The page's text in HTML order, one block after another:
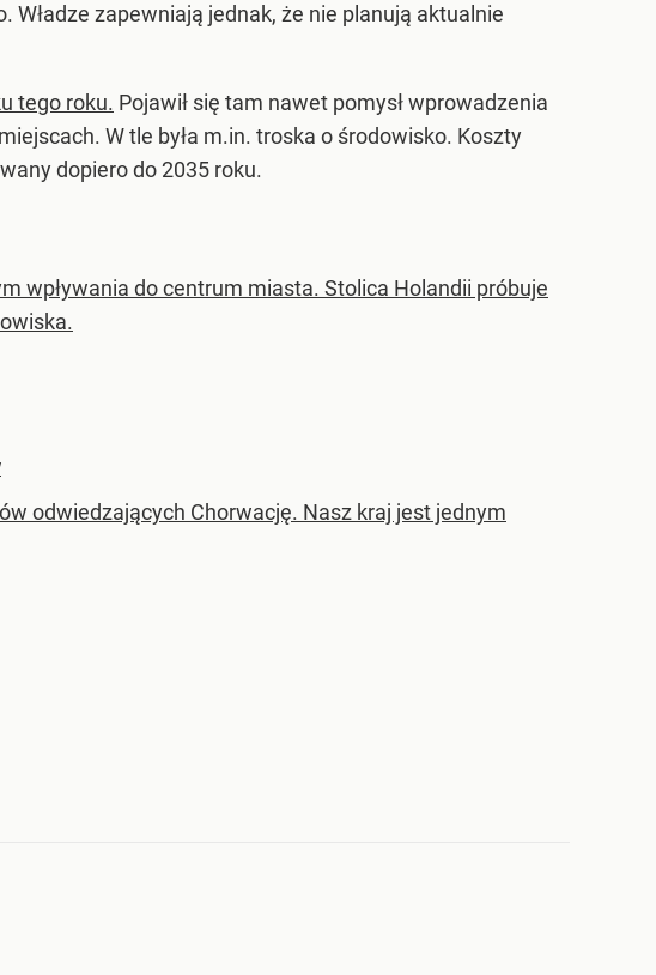
zapewniają jednak, że nie planują aktualnie
tego roku. Pojawił się tam nawet pomysł wprowadzenia
W tle była m.in. troska o środowisko. Koszty
dopiero do 2035 roku.
wpływania do centrum miasta. Stolica Holandii próbuje
odwiedzających Chorwację. Nasz kraj jest jednym